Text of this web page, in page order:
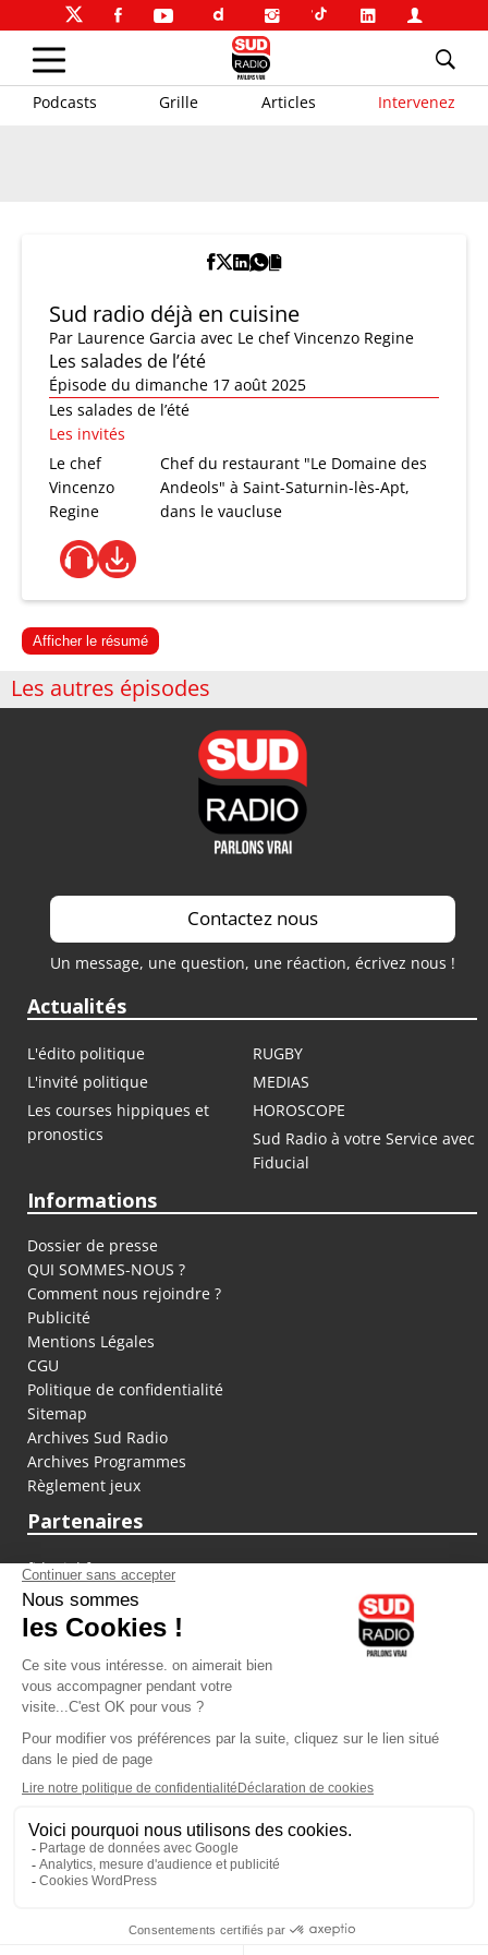
Podcasts Grille Articles Intervenez
Sud radio déjà en cuisine
Par Laurence Garcia avec Le chef Vincenzo Regine
Les salades de l’été
Épisode du dimanche 17 août 2025
Les salades de l’été
Les invités
Le chef
Vincenzo
Regine
Chef du restaurant "Le Domaine des
Andeols" à Saint-Saturnin-lès-Apt,
dans le vaucluse
Afficher le résumé
Les autres épisodes
Contactez nous
Un message, une question, une réaction, écrivez nous !
Actualités
L'édito politique
RUGBY
L'invité politique
MEDIAS
Les courses hippiques et
pronostics
HOROSCOPE
Sud Radio à votre Service avec
Fiducial
Informations
Dossier de presse
QUI SOMMES-NOUS ?
Comment nous rejoindre ?
Publicité
Mentions Légales
CGU
Politique de confidentialité
Sitemap
Archives Sud Radio
Archives Programmes
Règlement jeux
Partenaires
fiducial.fr
lyoncapitale.fr
olympique-et-lyonnais.com
L'application Iphone / Android
Téléchargez l'application
Les cookies
Gestion des cookies
Crédit photos : ©Sud Radio / Pierre Olivier